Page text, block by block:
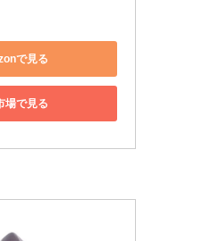
で見る
場で見る